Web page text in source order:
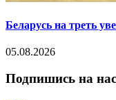
Беларусь на треть
05.08.2026
Подпишись на